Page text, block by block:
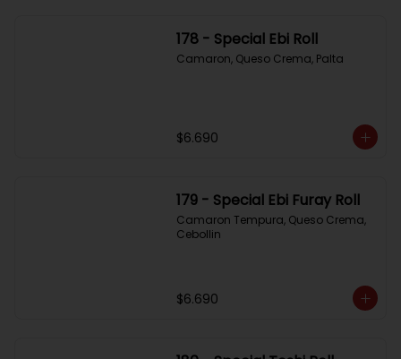
178 - Special Ebi Roll
Camaron, Queso Crema, Palta
$6.690
179 - Special Ebi Furay Roll
Camaron Tempura, Queso Crema,
Cebollin
$6.690